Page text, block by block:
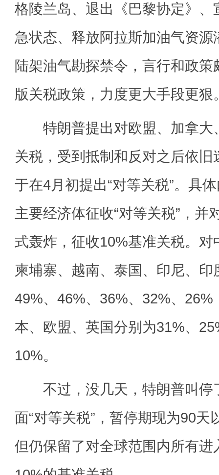
格陵兰岛、退出《巴黎协定》、
急状态、释放阿拉斯加油气资
陆架油气勘探禁令，言行和政
版关税政策，力度更大手段更狠
特朗普提出对欧盟、加拿大
关税，受到抵制和反对之后依
于在4月初提出“对等关税”。具
主要经济体征收“对等关税”，并
式轰炸，征收10%基准关税。
柬埔寨、越南、泰国、印尼、印
49%、46%、36%、32%、26%
本、欧盟、英国分别为31%、
10%。
不过，没几天，特朗普叫停
面“对等关税”，暂停期现为90天
但仍保留了对全球范围内所有进